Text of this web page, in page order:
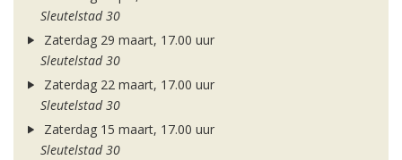
Sleutelstad 30
Zaterdag 29 maart, 17.00 uur
Sleutelstad 30
Zaterdag 22 maart, 17.00 uur
Sleutelstad 30
Zaterdag 15 maart, 17.00 uur
Sleutelstad 30